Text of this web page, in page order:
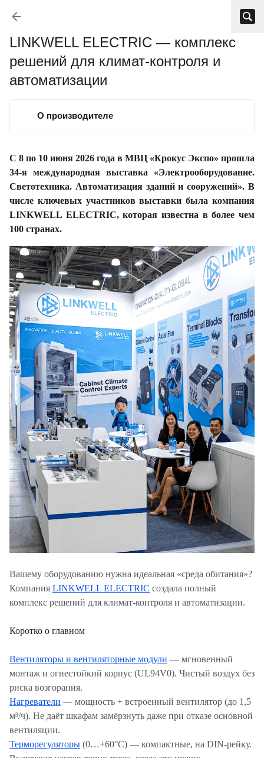
LINKWELL ELECTRIC — комплекс
решений для климат-контроля и
автоматизации
О производителе
С 8 по 10 июня 2026 года в МВЦ «Крокус Экспо» прошла
34-я международная выставка «Электрооборудование.
Светотехника. Автоматизация зданий и сооружений». В
числе ключевых участников выставки была компания
LINKWELL ELECTRIC, которая известна в более чем
100 странах.
Вашему оборудованию нужна идеальная «среда обитания»?
Компания LINKWELL ELECTRIC создала полный
комплекс решений для климат-контроля и автоматизации.
Коротко о главном
Вентиляторы и вентиляторные модули — мгновенный
монтаж и огнестойкий корпус (UL94V0). Чистый воздух без
риска возгорания.
Нагреватели — мощность + встроенный вентилятор (до 1,5
м³/ч). Не даёт шкафам замёрзнуть даже при отказе основной
вентиляции.
Терморегуляторы (0…+60°C) — компактные, на DIN-рейку.